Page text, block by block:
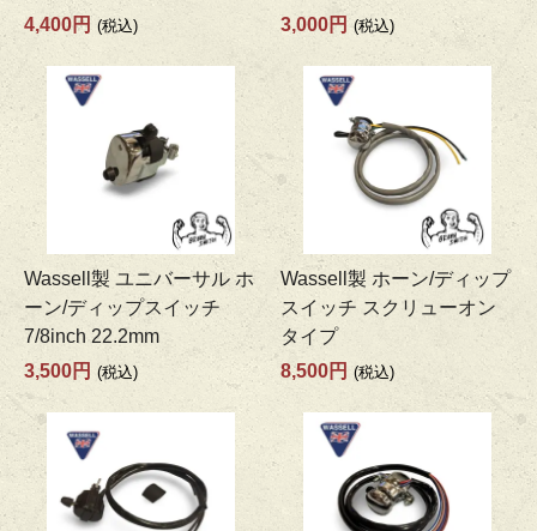
4,400円 (税込)
3,000円 (税込)
Wassell製 ユニバーサル ホ
ーン/ディップスイッチ
7/8inch 22.2mm
3,500円 (税込)
Wassell製 ホーン/ディップ
スイッチ スクリューオン
タイプ
8,500円 (税込)